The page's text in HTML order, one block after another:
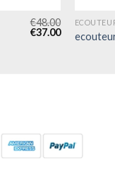
€48.00
€37.00